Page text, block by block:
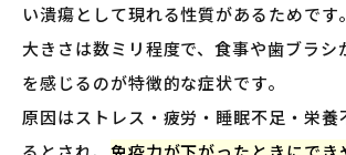
い潰瘍として現れる性質があるためです。
大きさは数ミリ程度で、食事や歯ブラシ
を感じるのが特徴的な症状です。
原因はストレス・疲労・睡眠不足・栄養